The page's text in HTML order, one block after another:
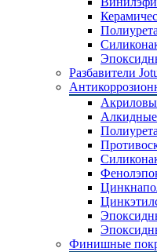
Разбавители
Алкидные
Финишные